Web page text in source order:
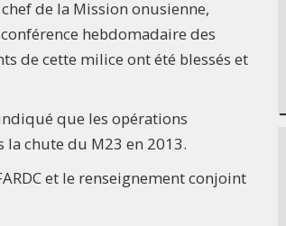
de la Mission onusienne,
hebdomadaire des
de cette milice ont été blessés et
que les opérations
chute du M23 en 2013.
et le renseignement conjoint